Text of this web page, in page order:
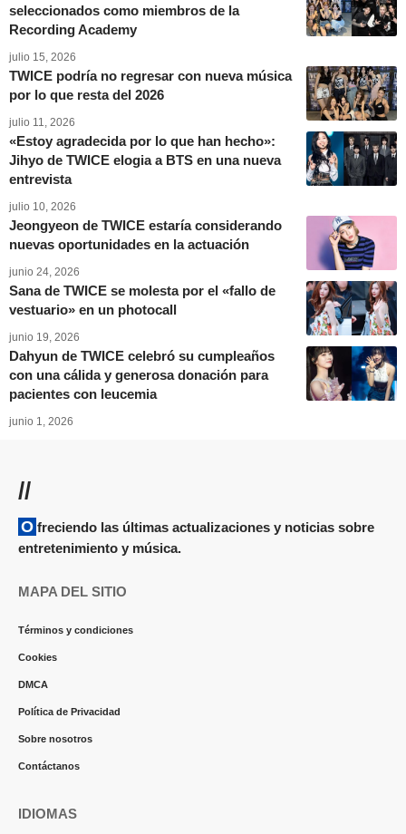
seleccionados como miembros de la
Recording Academy
julio 15, 2026
TWICE podría no regresar con nueva música
por lo que resta del 2026
julio 11, 2026
«Estoy agradecida por lo que han hecho»:
Jihyo de TWICE elogia a BTS en una nueva
entrevista
julio 10, 2026
Jeongyeon de TWICE estaría considerando
nuevas oportunidades en la actuación
junio 24, 2026
Sana de TWICE se molesta por el «fallo de
vestuario» en un photocall
junio 19, 2026
Dahyun de TWICE celebró su cumpleaños
con una cálida y generosa donación para
pacientes con leucemia
junio 1, 2026
//
Ofreciendo las últimas actualizaciones y noticias sobre
entretenimiento y música.
MAPA DEL SITIO
Términos y condiciones
Cookies
DMCA
Política de Privacidad
Sobre nosotros
Contáctanos
IDIOMAS